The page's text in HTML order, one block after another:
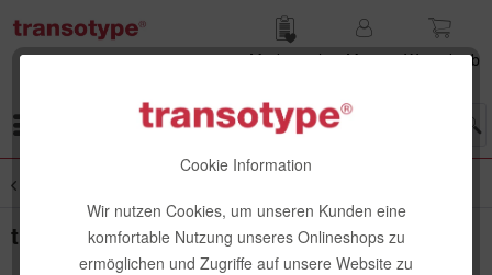
Merk­zettel
Mein
Waren­korb
Cookie Information
Wir nutzen Cookies, um unseren Kunden eine
komfortable Nutzung unseres Onlineshops zu
ermöglichen und Zugriffe auf unsere Website zu
transotype Activator, Sprühflasche 30 ml